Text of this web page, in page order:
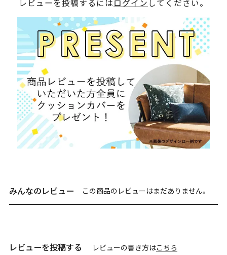
レビューを投稿するにはログイン してください。
みんなのレビュー この商品のレビューはまだありません。
レビューを投稿する レビューの書き方はこちら